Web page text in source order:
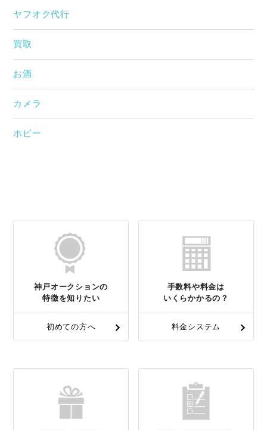
ヤフオク代行
買取
お酒
カメラ
ホビー
神戸オークションの
特徴を知りたい
初めての方へ
手数料や料金は
いくらかかるの？
料金システム